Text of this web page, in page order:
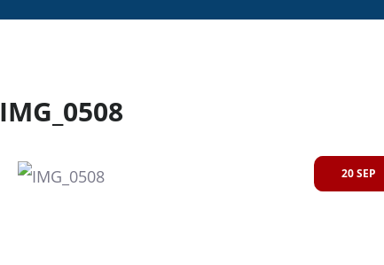
IMG_0508
20 SEP